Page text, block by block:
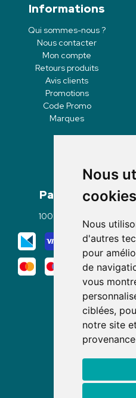
Nous
cookies
Nous
d'autres
pour
de
vous
ciblées,
notre site
Informations
Qui sommes-nous ?
Nous contacter
Mon compte
Retours produits
Avis clients
Promotions
Code Promo
Marques
Paiement
100% sécurisé
Nous